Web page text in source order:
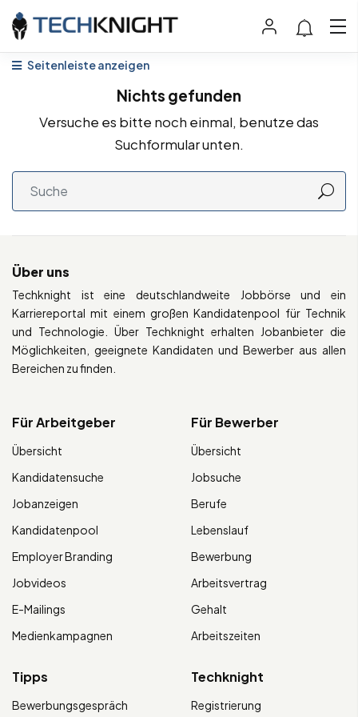
Seitenleiste anzeigen
Nichts gefunden
Versuche es bitte noch einmal, benutze das
Suchformular unten.
Über uns
Techknight ist eine deutschlandweite Jobbörse und ein
Karriereportal mit einem großen Kandidatenpool für Technik
und Technologie. Über Techknight erhalten Jobanbieter die
Möglichkeiten, geeignete Kandidaten und Bewerber aus allen
Bereichen zu finden.
Für Arbeitgeber
Übersicht
Kandidatensuche
Jobanzeigen
Kandidatenpool
Employer Branding
Jobvideos
E-Mailings
Medienkampagnen
Für Bewerber
Übersicht
Jobsuche
Berufe
Lebenslauf
Bewerbung
Arbeitsvertrag
Gehalt
Arbeitszeiten
Tipps
Bewerbungsgespräch
Techknight
Registrierung